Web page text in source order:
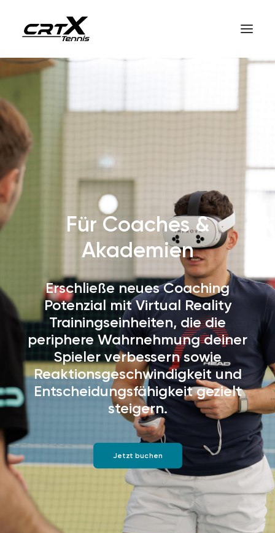
crtX für Spieler
crtX für Coaches
Für Coaches &
Akademien
Erschließe neues Coaching
Potenzial mit Virtual Reality
Trainingseinheiten, die die
periphere Wahrnehmung deiner
Spieler verbessern sowie
Reaktionsgeschwindigkeit und
Entscheidungsfähigkeit gezielt
steigern.
Jetzt buchen